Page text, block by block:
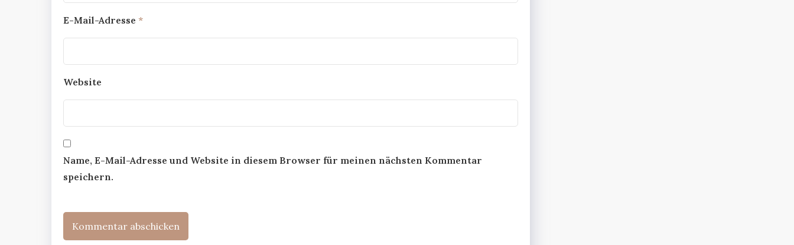
E-Mail-Adresse *
Website
Name, E-Mail-Adresse und Website in diesem Browser für meinen nächsten Kommentar
speichern.